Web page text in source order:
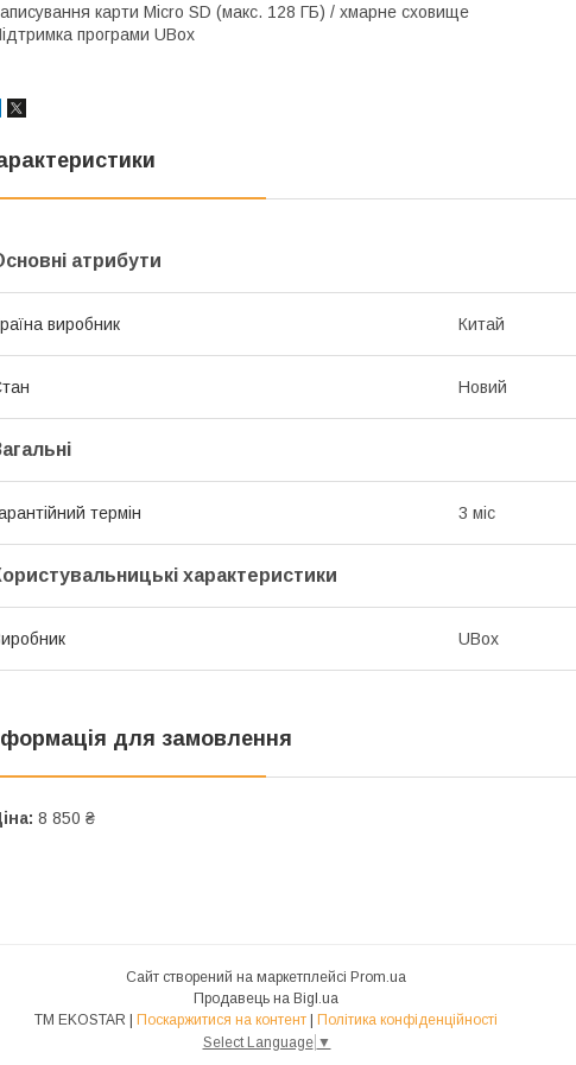
карти Micro SD (макс. 128 ГБ) / хмарне сховище
програми UBox
атрибути
виробник Китай
Новий
термін 3 міс
характеристики
UBox
для замовлення
8 850 ₴
Сайт створений на маркетплейсі Prom.ua
Продавець на Bigl.ua
ТМ EKOSTAR | Поскаржитися на контент | Політика конфіденційності
Select Language ▼